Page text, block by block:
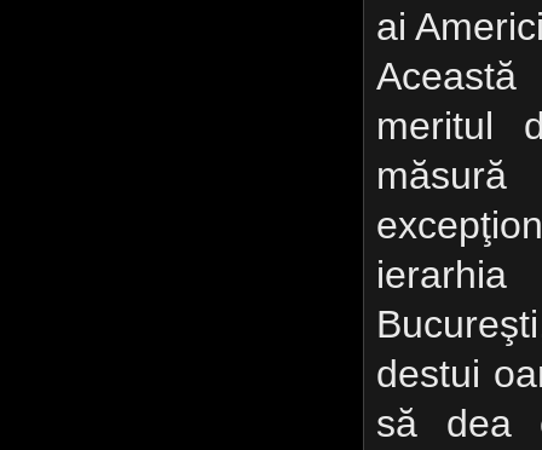
ai
Această
meritul
destui
să dea